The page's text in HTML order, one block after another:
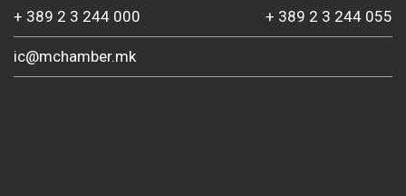
+ 389 2 3 244 000 + 389 2 3 244 055
ic@mchamber.mk